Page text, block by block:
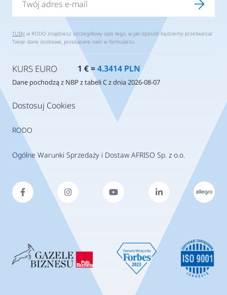
Dostosuj Cookies
RODO
Ogólne Warunki Sprzedaży i Dostaw AFRISO Sp. z o.o.
TUTAJ w RODO znajdziesz szczegółowy opis tego, w jaki sposób będziemy przetwarzać
Twoje dane osobowe, przekazane nam w formularzu.
KURS EURO 1 € =4.3414 PLN
Dane pochodzą z NBP z tabeli C z dnia 2026-08-07